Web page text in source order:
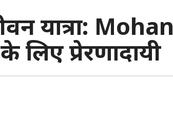
यात्रा: Mohan
प्रेरणादायी